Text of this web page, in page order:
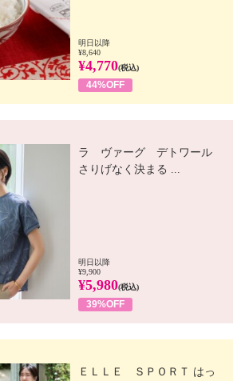
明日以降
¥8,640
¥4,770(税込)
44%OFF
ラ ヴァーグ デトワール
さりげなく決まる ...
明日以降
¥9,900
¥5,980(税込)
39%OFF
ＥＬＬＥ ＳＰＯＲＴ はっ